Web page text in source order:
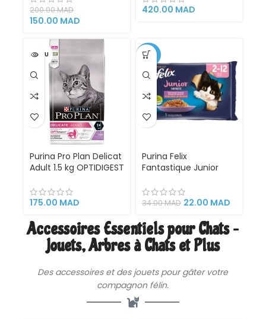
Chatons |
Alimentation
200.00MAD
150.00 MAD
420.00 MAD
VENDU
Purina Pro Plan Delicat
Adult 1.5 kg OPTIDIGEST
Sensible Dinde de
haute qualité
175.00 MAD
-35%
Purina Felix
Fantastique Junior
Complets et
Savoureux pour
avec Tendres
Morceaux enrobés de
Gélatine Succulente
34.00MAD 22.00 MAD
Accessoires Essentiels pour Chats –
Jouets, Arbres à Chats et Plus
Des accessoireset des jouets pour gâter votre
compagnon félin.